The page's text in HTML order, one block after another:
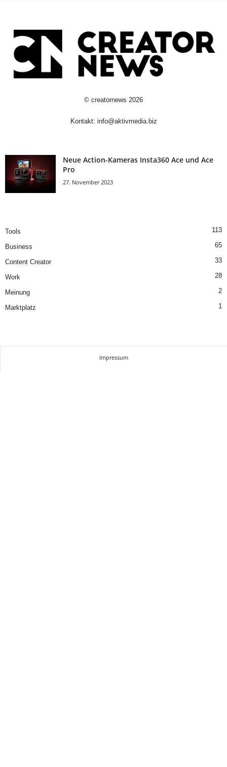
© creatornews 2026
Kontakt: info@aktivmedia.biz
Neue Action-Kameras Insta360 Ace und Ace
Pro
27. November 2023
Tools 113
Business 65
Content Creator 33
Work 28
Meinung 2
Marktplatz 1
Impressum